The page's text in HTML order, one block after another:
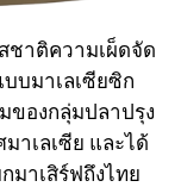
ชาติความเผ็ดจัด
บมาเลเซียซิก
ของกลุ่มปลาปรุง
าเลเซีย และได้
มาเสิร์ฟถึงไทย